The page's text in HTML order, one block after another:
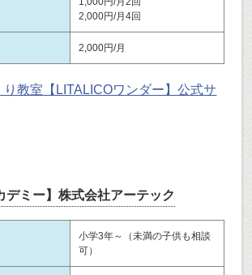
2,000円/月4回
2,000円/月
り教室【LITALICOワンダー】公式サ
デミー】株式会社アーテック
小学3年～（未満の子供も相談
可）